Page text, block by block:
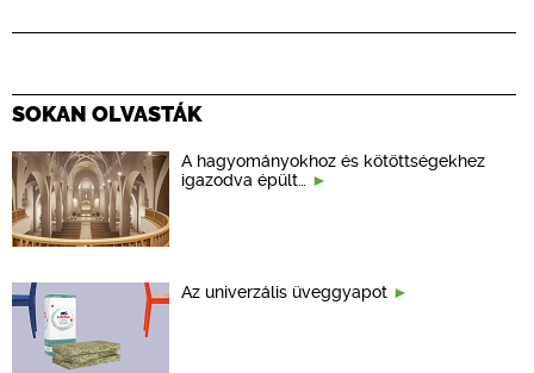
SOKAN OLVASTÁK
A hagyományokhoz és kötöttségekhez
igazodva épült…
Az univerzális üveggyapot